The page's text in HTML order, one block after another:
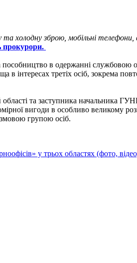
та холодну зброю, мобільні
прокурори.
в одержанні службовою
інтересах третіх осіб, зокрема
та заступника начальника
вигоди в особливо великому
групою осіб.
у трьох областях (фото,